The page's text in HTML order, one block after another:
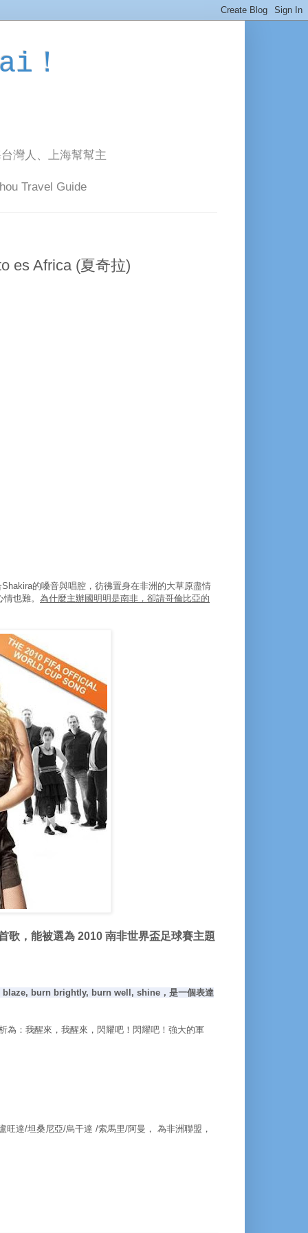
！
灣人、上海幫幫主
Travel Guide
es Africa (夏奇拉)
的嗓音與唱腔，彷彿置身在非洲的大草原盡情
也難。 為什麼主辦國明明是南非，卻請哥倫比亞的
，能被選為 2010 南非世界盃足球賽主題
blaze, burn brightly, burn well, shine，是一個表達
為：我醒來，我醒來，閃耀吧！ 閃耀吧！ 強大的軍
旺達/坦桑尼亞/烏干達 /索馬里/阿曼， 為非洲聯盟，